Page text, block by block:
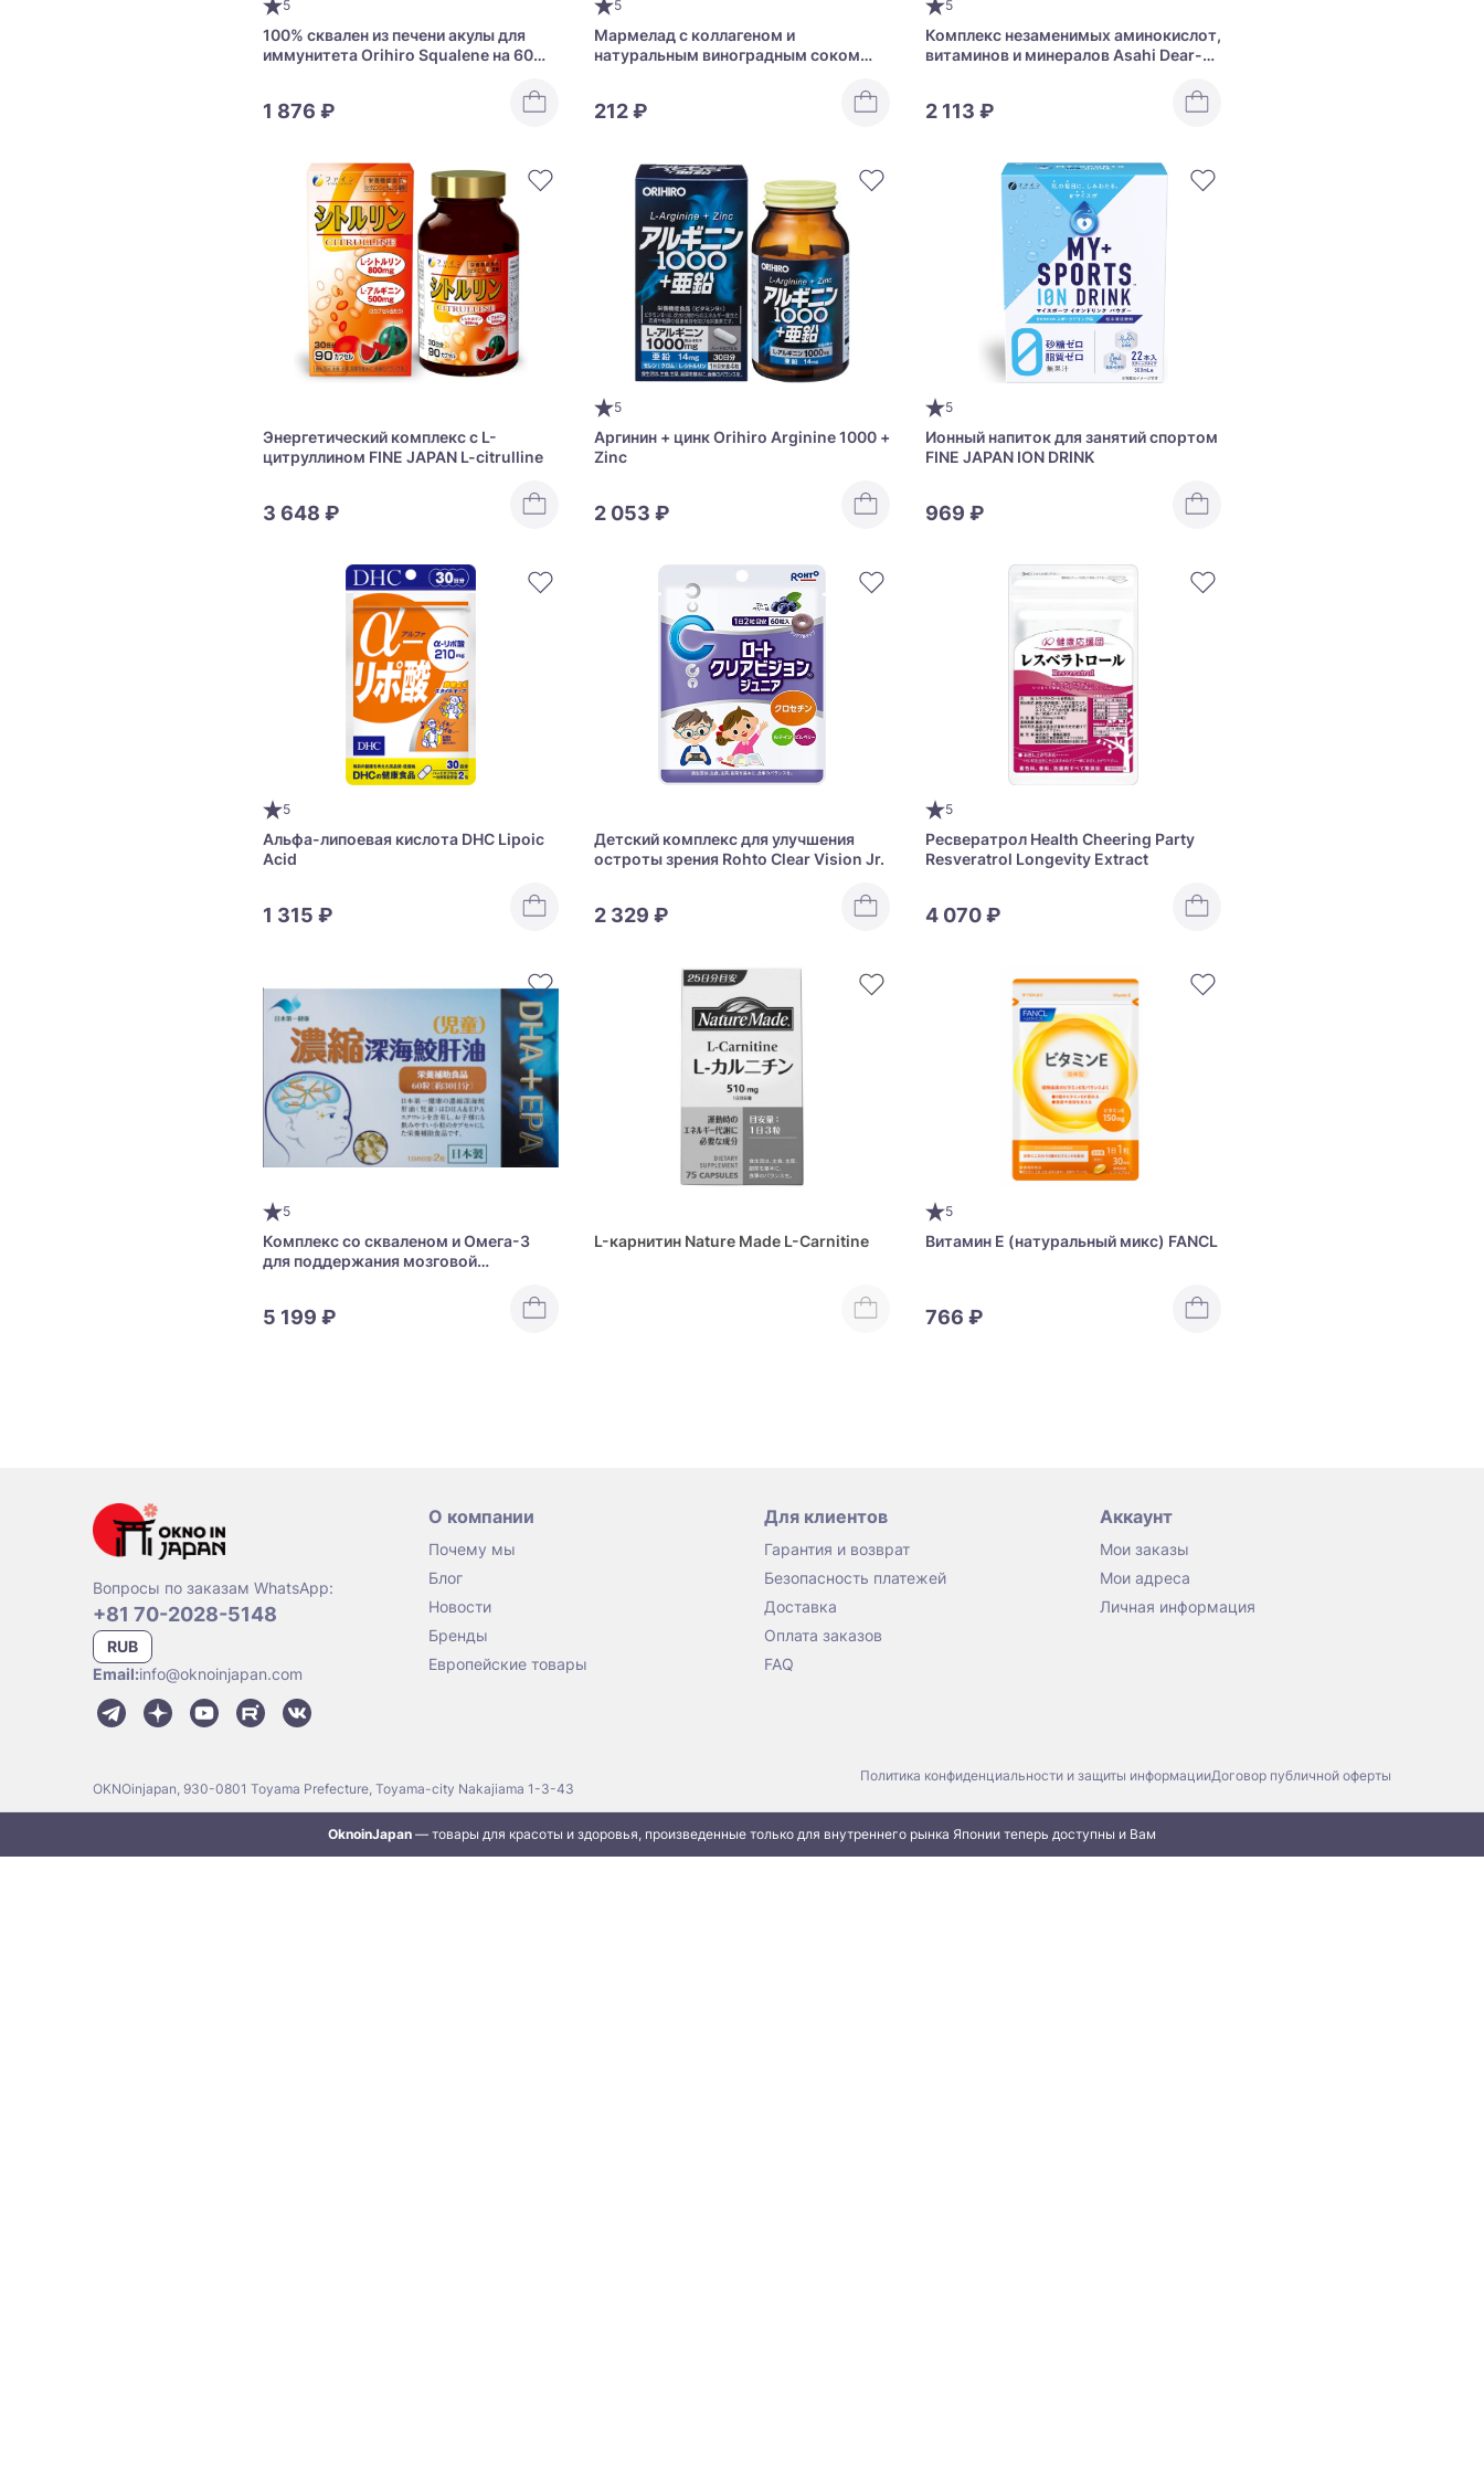
5
100% сквален из печени акулы для
иммунитета Orihiro Squalene на 60
1 876 ₽
5
Мармелад с коллагеном и
натуральным виноградным соком
212 ₽
5
Комплекс незаменимых аминокислот,
витаминов и минералов Asahi Dear-
2 113 ₽
Энергетический комплекс с L-
цитруллином FINE JAPAN L-citrulline
3 648 ₽
5
Аргинин + цинк Orihiro Arginine 1000 +
Zinc
2 053 ₽
5
Ионный напиток для занятий спортом
FINE JAPAN ION DRINK
969 ₽
5
Альфа-липоевая кислота DHC Lipoic
Acid
1 315 ₽
Детский комплекс для улучшения
остроты зрения Rohto Clear Vision Jr.
2 329 ₽
5
Ресвератрол Health Cheering Party
Resveratrol Longevity Extract
4 070 ₽
5
Комплекс со скваленом и Омега-3
для поддержания мозговой
5 199 ₽
L-карнитин Nature Made L-Carnitine
5
Витамин Е (натуральный микс) FANCL
766 ₽
Вопросы по заказам WhatsApp:
+81 70-2028-5148
RUB
Email:info@oknoinjapan.com
О компании
Почему мы
Блог
Новости
Бренды
Европейские товары
Для клиентов
Гарантия и возврат
Безопасность платежей
Доставка
Оплата заказов
FAQ
Аккаунт
Мои заказы
Мои адреса
Личная информация
OKNOinjapan, 930-0801 Toyama Prefecture, Toyama-city Nakajiama 1-3-43
Политика конфиденциальности и защиты информацииДоговор публичной оферты
OknoinJapan — товары для красоты и здоровья, произведенные только для внутреннего рынка Японии теперь доступны и Вам